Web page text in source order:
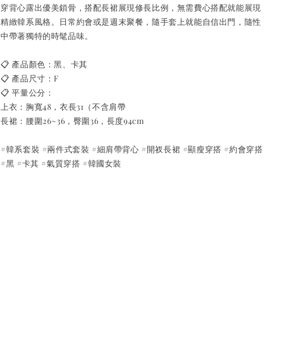
穿背心露出優美鎖骨，搭配長裙展現修長比例，無需費心搭配就能展現
精緻韓系風格。日常約會或是週末聚餐，隨手套上就能自信出門，隨性
中帶著獨特的時髦品味。
📋 產品顏色：黑、卡其
📋 產品尺寸：F
📋 平量公分：
上衣：胸寬48，衣長31（不含肩帶
長裙：腰圍26~36，臀圍36，長度94cm
#韓系套裝 #兩件式套裝 #細肩帶背心 #開衩長裙 #顯瘦穿搭 #約會穿搭
#黑 #卡其 #氣質穿搭 #韓國女裝